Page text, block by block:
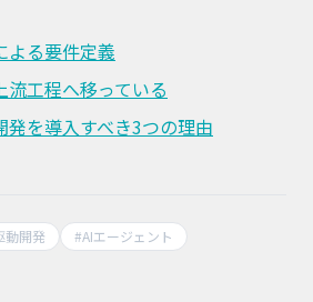
よる要件定義
流工程へ移っている
発を導入すべき3つの理由
動開発 #AIエージェント